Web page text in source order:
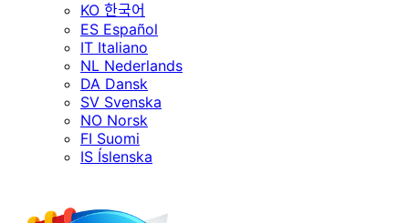
KO 한국어
ES Español
IT Italiano
NL Nederlands
DA Dansk
SV Svenska
NO Norsk
FI Suomi
IS Íslenska